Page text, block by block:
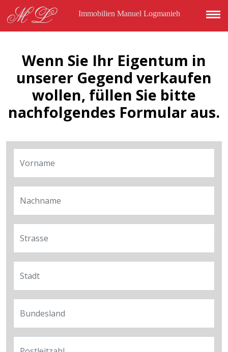
ML Immobilien Manuel Logmanieh
Wenn Sie Ihr Eigentum in
unserer Gegend verkaufen
wollen, füllen Sie bitte
nachfolgendes Formular aus.